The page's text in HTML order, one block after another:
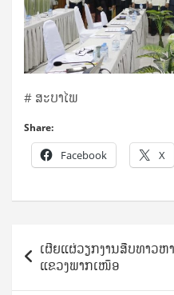
# ສະບາໄພ
Share:
Facebook X
Post
navigation
ເຜີຍແຜ່ວຽກງານສືບທາວຫ
ແຂວງພາກເໜຶອ